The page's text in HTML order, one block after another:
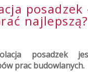
posadzek
najlepszą?
posadzek
prac budowlanych.